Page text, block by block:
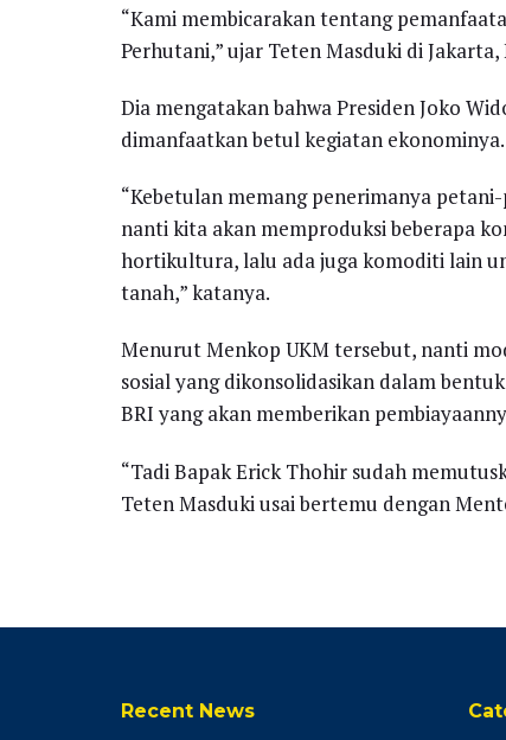
“Kami membicarakan tentang
Perhutani,” ujar Teten Masduki di Jakarta,
Dia mengatakan bahwa Presiden Joko
dimanfaatkan betul kegiatan ekonominya.
“Kebetulan memang penerimanya
nanti kita akan memproduksi beberapa
hortikultura, lalu ada juga komoditi lain
tanah,” katanya.
Menurut Menkop UKM tersebut, nanti
sosial yang dikonsolidasikan dalam
BRI yang akan memberikan
“Tadi Bapak Erick Thohir sudah
Teten Masduki usai bertemu dengan
Recent News